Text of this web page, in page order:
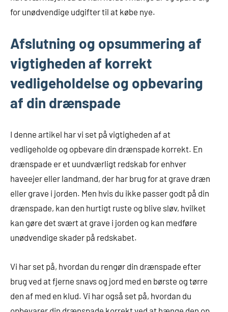
for unødvendige udgifter til at købe nye.
Afslutning og opsummering af
vigtigheden af korrekt
vedligeholdelse og opbevaring
af din drænspade
I denne artikel har vi set på vigtigheden af at
vedligeholde og opbevare din drænspade korrekt. En
drænspade er et uundværligt redskab for enhver
haveejer eller landmand, der har brug for at grave dræn
eller grave i jorden. Men hvis du ikke passer godt på din
drænspade, kan den hurtigt ruste og blive sløv, hvilket
kan gøre det svært at grave i jorden og kan medføre
unødvendige skader på redskabet.
Vi har set på, hvordan du rengør din drænspade efter
brug ved at fjerne snavs og jord med en børste og tørre
den af med en klud. Vi har også set på, hvordan du